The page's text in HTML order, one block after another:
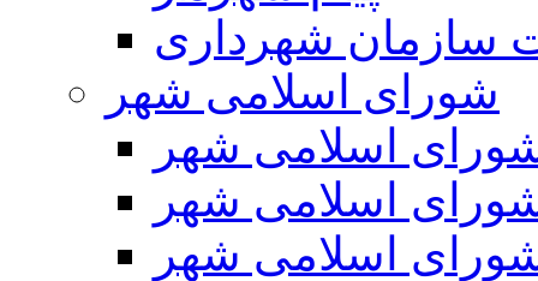
سازمان شهرداری
شورای اسلامی شهر
اسلامی شهر
اسلامی شهر
اسلامی شهر